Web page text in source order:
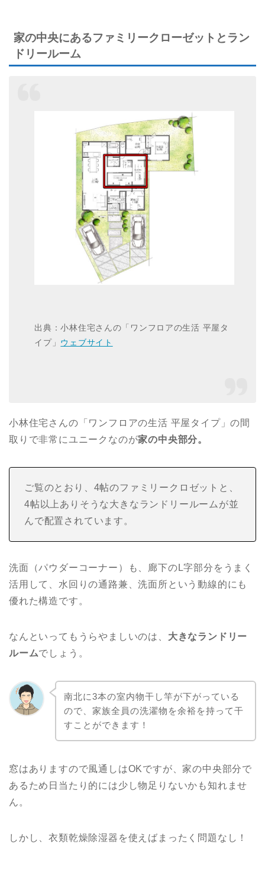
家の中央にあるファミリークローゼットとラン
ドリールーム
出典：小林住宅さんの「ワンフロアの生活 平屋タ
イプ」 ウェブサイト
小林住宅さんの「ワンフロアの生活 平屋タイプ」の間
取りで非常にユニークなのが家の中央部分。
ご覧のとおり、4帖のファミリークロゼットと、
4帖以上ありそうな大きなランドリールームが並
んで配置されています。
洗面（パウダーコーナー）も、廊下のL字部分をうまく
活用して、水回りの通路兼、洗面所という動線的にも
優れた構造です。
なんといってもうらやましいのは、 大きなランドリー
ルームでしょう。
南北に3本の室内物干し竿が下がっている
ので、家族全員の洗濯物を余裕を持って干
すことができます！
窓はありますので風通しはOKですが、家の中央部分で
あるため日当たり的には少し物足りないかも知れませ
ん。
しかし、衣類乾燥除湿器を使えばまったく問題なし！